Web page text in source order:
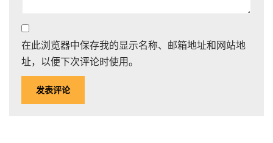
在此浏览器中保存我的显示名称、邮箱地址和网站地
址，以便下次评论时使用。